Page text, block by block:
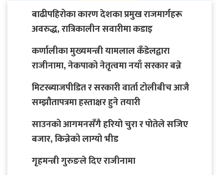
बाढीपहिरोका कारण देशका प्रमुख राजमार्गहरू
अवरुद्ध, रात्रिकालीन सवारीमा कडाइ
कर्णालीका मुख्यमन्त्री यामलाल कँडेलद्वारा
राजीनामा, नेकपाको नेतृत्वमा नयाँ सरकार बन्ने
मिटरब्याजपीडित र सरकारी वार्ता टोलीबीच आजै
सम्झौतापत्रमा हस्ताक्षर हुने तयारी
साउनको आगमनसँगै हरियो चुरा र पोतेले सजिए
बजार, किन्नेको लाग्यो भीड
गृहमन्त्री गुरुङले दिए राजीनामा